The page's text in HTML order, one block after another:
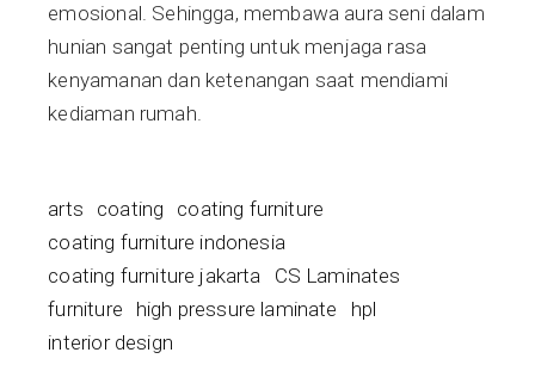
emosional. Sehingga, membawa aura seni dalam
hunian sangat penting untuk menjaga rasa
kenyamanan dan ketenangan saat mendiami
kediaman rumah.
arts coating
coating furniture
coating furniture indonesia
coating furniture jakarta
CS Laminates
furniture
high pressure laminate
hpl
interior design